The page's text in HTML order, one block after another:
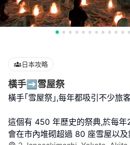
日本攻略
橫手➡️雪屋祭
橫手｢雪屋祭｣,每年都吸引不少旅
這個有 450 年歷史的祭典,於每年
會在市內堆砌超過 80 座雪屋以及